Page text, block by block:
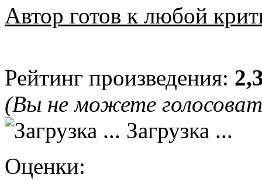
Автор готов к любой
Рейтинг произведения:
(Вы не можете
Загрузка ...
Оценки: